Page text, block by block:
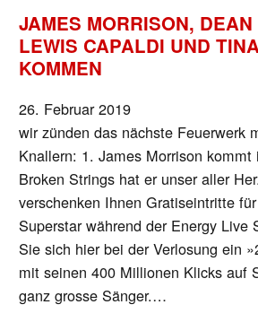
JAMES MORRISON,
LEWIS CAPALDI UND
KOMMEN
26. Februar 2019
wir zünden das nächste Feuerwerk
Knallern: 1. James Morrison
Broken Strings hat er unser aller
verschenken Ihnen Gratiseintritte
Superstar während der Energy Live
Sie sich hier bei der Verlosung ein
mit seinen 400 Millionen Klicks auf
ganz grosse Sänger.…